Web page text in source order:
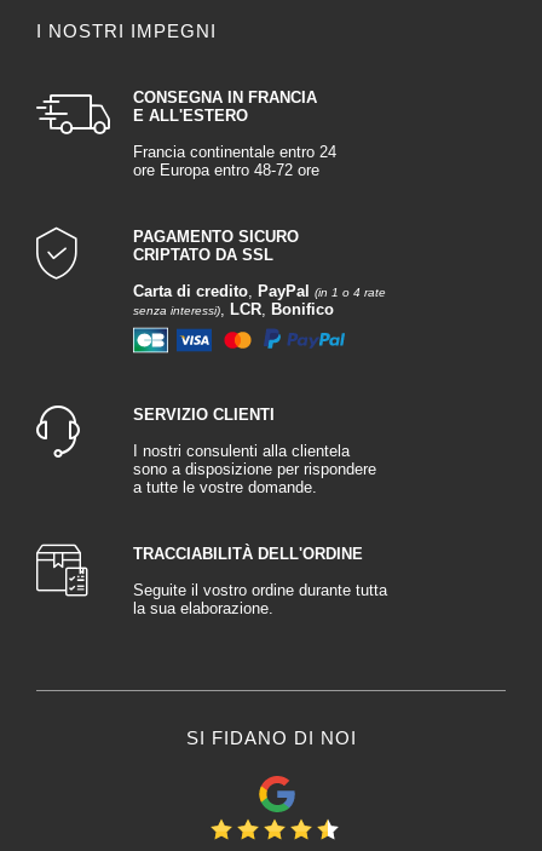
I NOSTRI IMPEGNI
CONSEGNA IN FRANCIA
E ALL'ESTERO
Francia continentale entro 24
ore Europa entro 48-72 ore
PAGAMENTO SICURO
CRIPTATO DA SSL
Carta di credito, PayPal
(in 1 o 4 rate
senza interessi), LCR, Bonifico
SERVIZIO CLIENTI
I nostri consulenti alla clientela
sono a disposizione per rispondere
a tutte le vostre domande.
TRACCIABILITÀ DELL'ORDINE
Seguite il vostro ordine durante tutta
la sua elaborazione.
SI FIDANO DI NOI